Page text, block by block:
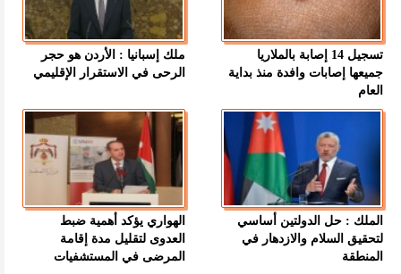
تسجيل 14 إصابة بالملاريا
جميعها إصابات وافدة منذ بداية
العام
ملك إسبانيا : الأردن هو حجر
الرحى في الاستقرار الإقليمي
الملك : حل الدولتين أساسي
لتحقيق السلام والازدهار في
المنطقة
الهواري يؤكد أهمية ضبط
العدوى لتقليل مدة إقامة
المرضى في المستشفيات